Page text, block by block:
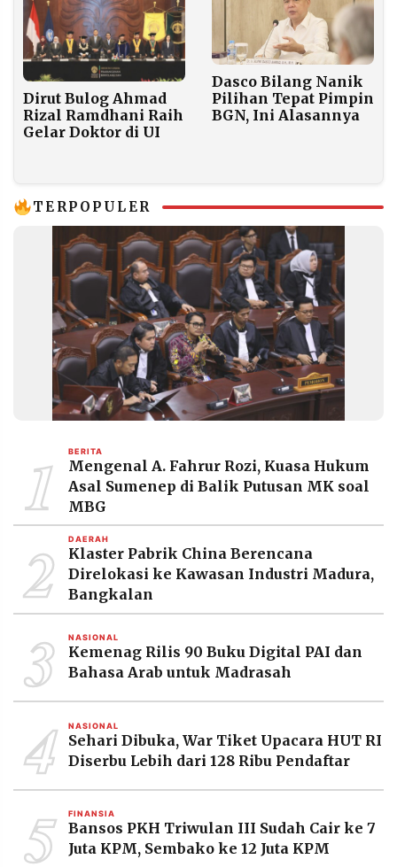
Dirut Bulog Ahmad
Rizal Ramdhani Raih
Gelar Doktor di UI
Dasco Bilang Nanik
Pilihan Tepat Pimpin
BGN, Ini Alasannya
TERPOPULER
1 BERITA
Mengenal A. Fahrur Rozi, Kuasa Hukum
Asal Sumenep di Balik Putusan MK soal
MBG
2 DAERAH
Klaster Pabrik China Berencana
Direlokasi ke Kawasan Industri Madura,
Bangkalan
3 NASIONAL
Kemenag Rilis 90 Buku Digital PAI dan
Bahasa Arab untuk Madrasah
4 NASIONAL
Sehari Dibuka, War Tiket Upacara HUT RI
Diserbu Lebih dari 128 Ribu Pendaftar
5 FINANSIA
Bansos PKH Triwulan III Sudah Cair ke 7
Juta KPM, Sembako ke 12 Juta KPM